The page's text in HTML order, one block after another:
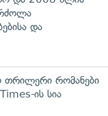
და
თრილერი რომანები
ის სია